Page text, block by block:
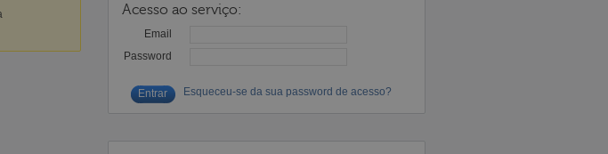
Acesso ao serviço:
Email
Password
Esqueceu-se da sua password de acesso?